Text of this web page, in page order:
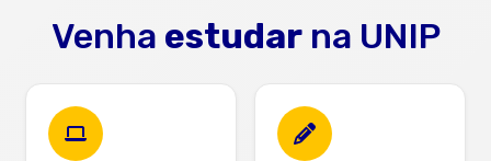
Venha estudarna UNIP